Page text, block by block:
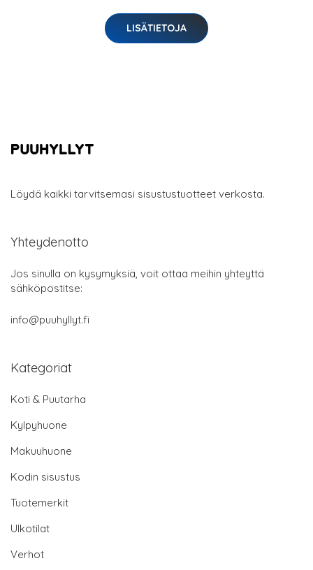
LISÄTIETOJA
Löydä kaikki tarvitsemasi sisustustuotteet verkosta.
Yhteydenotto
Jos sinulla on kysymyksiä, voit ottaa meihin yhteyttä
sähköpostitse:
info@puuhyllyt.fi
Kategoriat
Koti & Puutarha
Kylpyhuone
Makuuhuone
Kodin sisustus
Tuotemerkit
Ulkotilat
Verhot